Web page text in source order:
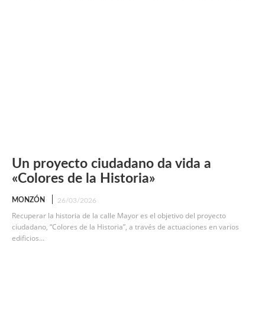
Un proyecto ciudadano da vida a
«Colores de la Historia»
MONZÓN 26/03/2026
Recuperar la historia de la calle Mayor es el objetivo del proyecto
ciudadano, “Colores de la Historia”, a través de actuaciones en varios
edificios...